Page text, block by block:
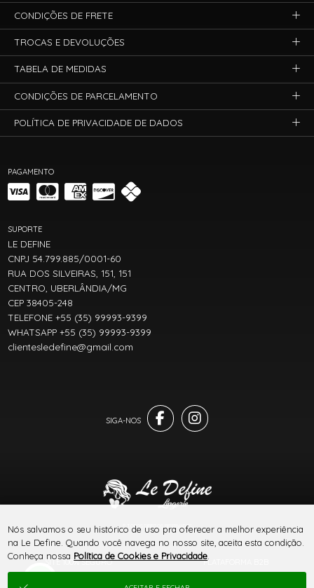
PAGAMENTO
SITE 100% SEGURO PLATAFORMA B2B
SUPORTE
LE DEFINE
CNPJ 54.799.885/0001-60
RUA DOS SILVEIRAS, 151, 151
CENTRO, UBERLÂNDIA/MG
CEP 38405-248
TELEFONE +55 (35) 99993-9399
WHATSAPP +55 (35) 99993-9399
clientesledefine@gmail.com
CONDIÇÕES DE FRETE
TROCAS E DEVOLUÇÕES
TABELA DE MEDIDAS
CONDIÇÕES DE PARCELAMENTO
POLÍTICA DE PRIVACIDADE DE DADOS
® TODOS DIREITOS RESERVADOS
Nós salvamos o seu histórico de uso pra oferecer a melhor experiência
na Le Define. Quando você navega no nosso site, aceita esta condição.
Conheça nossa Política de Cookies e Privacidade